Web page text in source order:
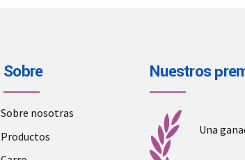
Sobre
Sobre nosotras
Productos
Nuestros
Una